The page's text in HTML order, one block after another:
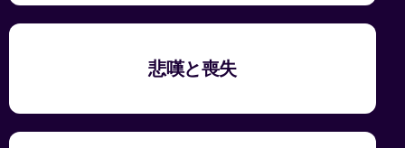
悲嘆と喪失